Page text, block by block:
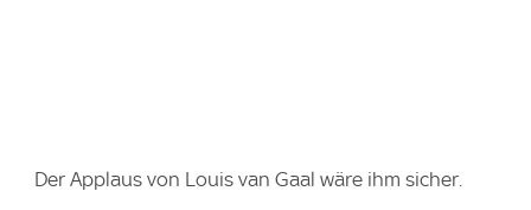
Der Applaus von Louis van Gaal wäre ihm sicher.